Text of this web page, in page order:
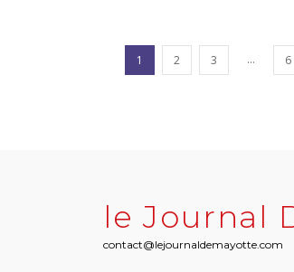
1 2 3 ... 6
le Journal
contact@lejournaldemayotte.com